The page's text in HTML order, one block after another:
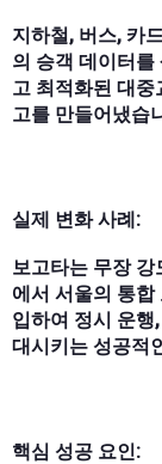
지하철, 버스, 카
의 승객 데이터
고 최적화된 대
고를 만들어냈습
실제 변화 사례:
보고타는 무장
에서 서울의 통합
입하여 정시 운
대시키는 성공적
핵심 성공 요인: